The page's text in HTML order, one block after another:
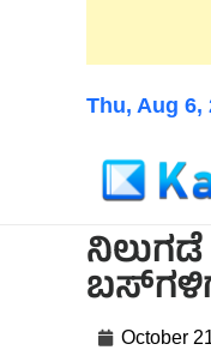
Thu, Aug 6,
ನಿಲುಗಡೆ
October